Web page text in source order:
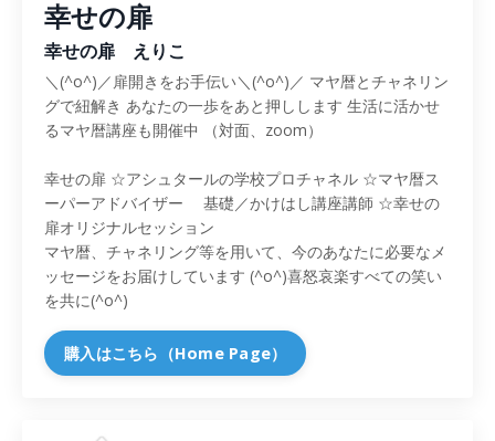
幸せの扉
幸せの扉 えりこ
＼(^o^)／扉開きをお手伝い＼(^o^)／ マヤ暦とチャネリン
グで紐解き あなたの一歩をあと押しします 生活に活かせ
るマヤ暦講座も開催中 （対面、zoom）
幸せの扉 ☆アシュタールの学校プロチャネル ☆マヤ暦ス
ーパーアドバイザー 基礎／かけはし講座講師 ☆幸せの
扉オリジナルセッション
マヤ暦、チャネリング等を用いて、今のあなたに必要なメ
ッセージをお届けしています (^o^)喜怒哀楽すべての笑い
を共に(^o^)
購入はこちら（Home Page）